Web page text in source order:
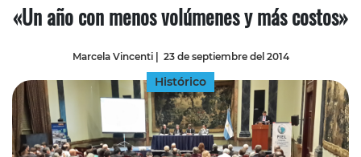
«Un año con menos volúmenes y más costos»
Marcela Vincenti| 23 de septiembre del 2014
Histórico